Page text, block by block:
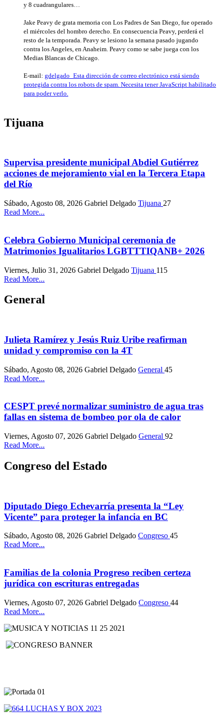
y 8 cuadrangulares…
Jake Peavy de grata memoria con Los Padres de San Diego, fue operado
el miércoles del hombro derecho. En consecuencia Peavy, perderá el
resto de la temporada. Peavy se lesiono la semana pasado jugando
contra los Angeles, en Anaheim. Peavy como se sabe juega con los
Medias Blancas de Chicago.
E-mail: gdelgado_ Esta dirección de correo electrónico está siendo
protegida contra los robots de spam. Necesita tener JavaScript habilitado
para poder verlo.
Tijuana
Supervisa presidente municipal Abdiel Gutiérrez
acciones de mejoramiento vial en la Tercera Etapa
del Río
Sábado, Agosto 08, 2026 Gabriel Delgado Tijuana 27
Read More...
Celebra Gobierno Municipal ceremonia de
Matrimonios Igualitarios LGBTTTIQANB+ 2026
Viernes, Julio 31, 2026 Gabriel Delgado Tijuana 115
Read More...
General
Julieta Ramírez y Jesús Ruiz Uribe reafirman
unidad y compromiso con la 4T
Sábado, Agosto 08, 2026 Gabriel Delgado General 45
Read More...
CESPT prevé normalizar suministro de agua tras
fallas en sistema de bombeo por ola de calor
Viernes, Agosto 07, 2026 Gabriel Delgado General 92
Read More...
Congreso del Estado
Diputado Diego Echevarría presenta la “Ley
Vicente” para proteger la infancia en BC
Sábado, Agosto 08, 2026 Gabriel Delgado Congreso 45
Read More...
Familias de la colonia Progreso reciben certeza
jurídica con escrituras entregadas
Viernes, Agosto 07, 2026 Gabriel Delgado Congreso 44
Read More...